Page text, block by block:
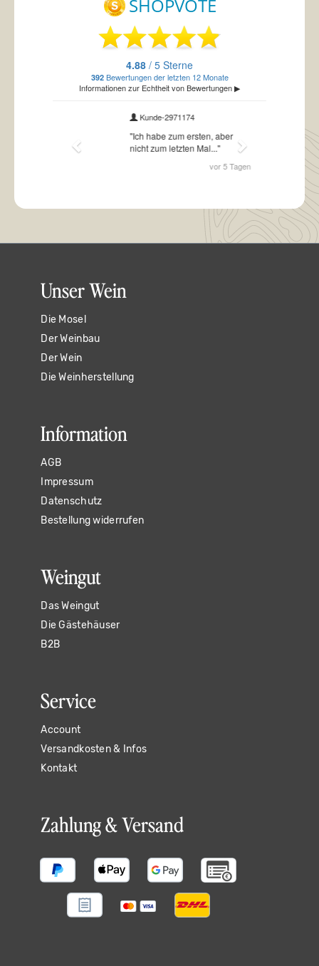
Unser Wein
Die Mosel
Der Weinbau
Der Wein
Die Weinherstellung
Information
AGB
Impressum
Datenschutz
Bestellung widerrufen
Weingut
Das Weingut
Die Gästehäuser
B2B
Service
Account
Versandkosten & Infos
Kontakt
Zahlung & Versand